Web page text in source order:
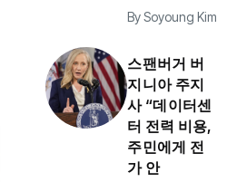
BySoyoung Kim
스팬버거 버
지니아 주지
사 “데이터센
터 전력 비용,
주민에게 전
가 안